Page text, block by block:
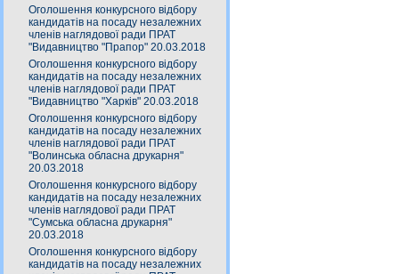
Оголошення конкурсного відбору
кандидатів на посаду незалежних
членів наглядової ради ПРАТ
"Видавництво "Прапор" 20.03.2018
Оголошення конкурсного відбору
кандидатів на посаду незалежних
членів наглядової ради ПРАТ
"Видавництво "Харків" 20.03.2018
Оголошення конкурсного відбору
кандидатів на посаду незалежних
членів наглядової ради ПРАТ
"Волинська обласна друкарня"
20.03.2018
Оголошення конкурсного відбору
кандидатів на посаду незалежних
членів наглядової ради ПРАТ
"Сумська обласна друкарня"
20.03.2018
Оголошення конкурсного відбору
кандидатів на посаду незалежних